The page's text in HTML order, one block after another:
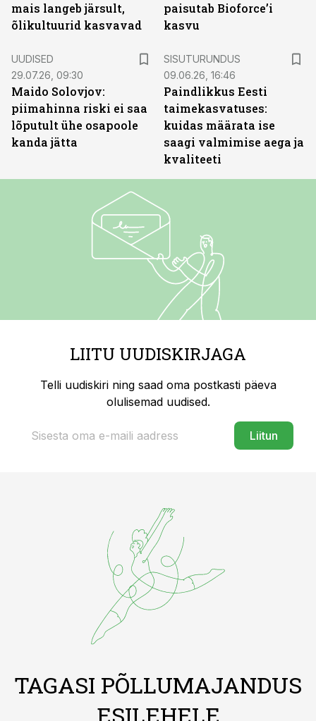
mais langeb järsult,
õlikultuurid kasvavad
paisutab Bioforce’i
kasvu
UUDISED
29.07.26, 09:30
Maido Solovjov:
piimahinna riski ei saa
lõputult ühe osapoole
kanda jätta
SISUTURUNDUS
09.06.26, 16:46
Paindlikkus Eesti
taimekasvatuses:
kuidas määrata ise
saagi valmimise aega ja
kvaliteeti
LIITU UUDISKIRJAGA
Telli uudiskiri ning saad oma postkasti päeva
olulisemad uudised.
Liitun
TAGASI PÕLLUMAJANDUS